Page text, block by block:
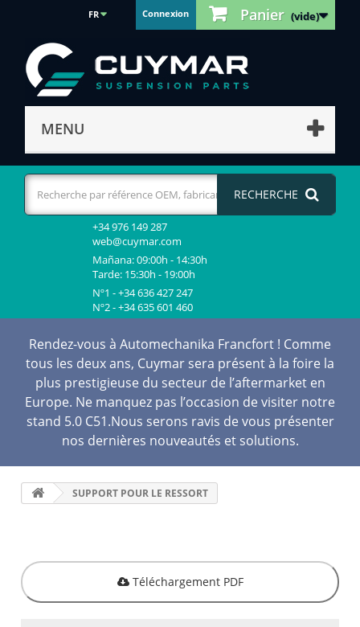
Panier (vide)
Connexion
FR
MENU
RECHERCHE
+34 976 149 287
web@cuymar.com
Mañana: 09:00h - 14:30h
Tarde: 15:30h - 19:00h
Nº1 - +34 636 427 247
Nº2 - +34 635 601 460
Rendez-vous à Automechanika Francfort ! Comme
tous les deux ans, Cuymar sera présent à la foire la
plus prestigieuse du secteur de l’aftermarket en
Europe. Ne manquez pas l’occasion de visiter notre
stand 5.0 C51.Nous serons ravis de vous présenter
nos dernières nouveautés et solutions.
SUPPORT POUR LE RESSORT
Téléchargement PDF